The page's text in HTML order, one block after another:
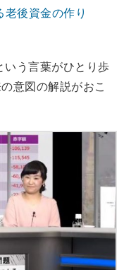
後資金の作り
う言葉がひとり歩
意図の解説がおこ